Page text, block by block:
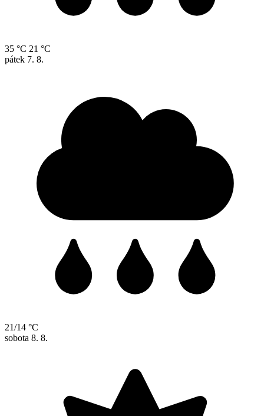
35 °C 21 °C
pátek 7. 8.
21/14 °C
sobota 8. 8.